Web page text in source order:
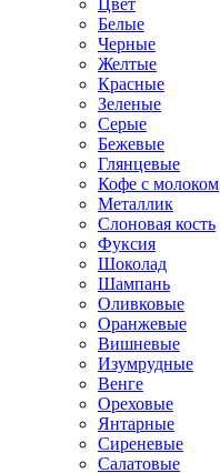
Цвет
Белые
Черные
Желтые
Красные
Зеленые
Серые
Бежевые
Глянцевые
Кофе с молоком
Металлик
Слоновая кость
Фуксия
Шоколад
Шампань
Оливковые
Оранжевые
Вишневые
Изумрудные
Венге
Ореховые
Янтарные
Сиреневые
Салатовые